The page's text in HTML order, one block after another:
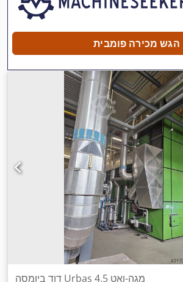
הגש מכירה פומבית
דוד ביומסה Urbas 4.5 מגה-ואט